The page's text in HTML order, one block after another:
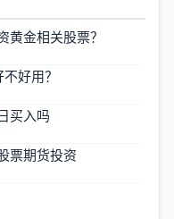
黄金相关股票？
好用？
买入吗
票期货投资